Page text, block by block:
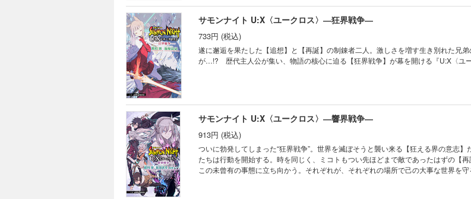
サモンナイト U:X〈ユークロス〉―狂界戦争―
733円 (税込)
遂に邂逅を果たした【追想】と【再誕】の制錬者二人。激しさを増す生き別れた兄
が…!? 歴代主人公が集い、物語の核心に迫る【狂界戦争】が幕を開ける『U:X〈ユ
サモンナイト U:X〈ユークロス〉―響界戦争―
913円 (税込)
ついに勃発してしまった“狂界戦争”。世界を滅ぼそうと襲い来る【狂える界の意志
たちは行動を開始する。時を同じく、ミコトもつい先ほどまで敵であったはずの【再
この未曾有の事態に立ち向かう。それぞれが、それぞれの場所で己の大事な世界を